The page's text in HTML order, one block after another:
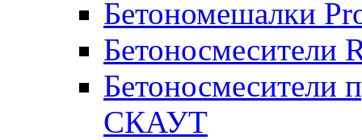
Бетономешалки
Бетоносмесители
Бетоносмесители
СКАУТ